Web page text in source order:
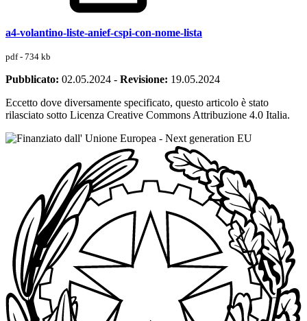
a4-volantino-liste-anief-cspi-con-nome-lista
pdf - 734 kb
Pubblicato: 02.05.2024 - Revisione: 19.05.2024
Eccetto dove diversamente specificato, questo articolo è stato
rilasciato sotto Licenza Creative Commons Attribuzione 4.0 Italia.